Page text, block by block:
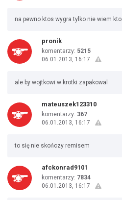
na pewno ktos wygra tylko nie wiem kto
pronik
komentarzy: 5215
06.01.2013, 16:17
ale by wojtkowi w krotki zapakowal
mateuszek123310
komentarzy: 367
06.01.2013, 16:17
to się nie skończy remisem
afckonrad9101
komentarzy: 7834
06.01.2013, 16:17